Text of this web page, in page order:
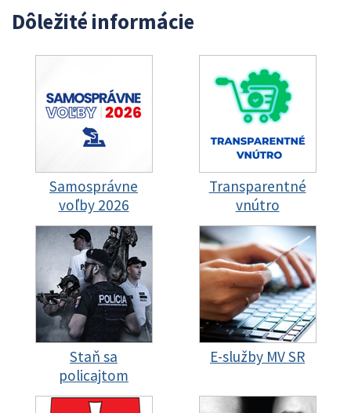
Dôležité informácie
Samosprávne
voľby 2026
Transparentné
vnútro
Staň sa
policajtom
E-služby MV SR